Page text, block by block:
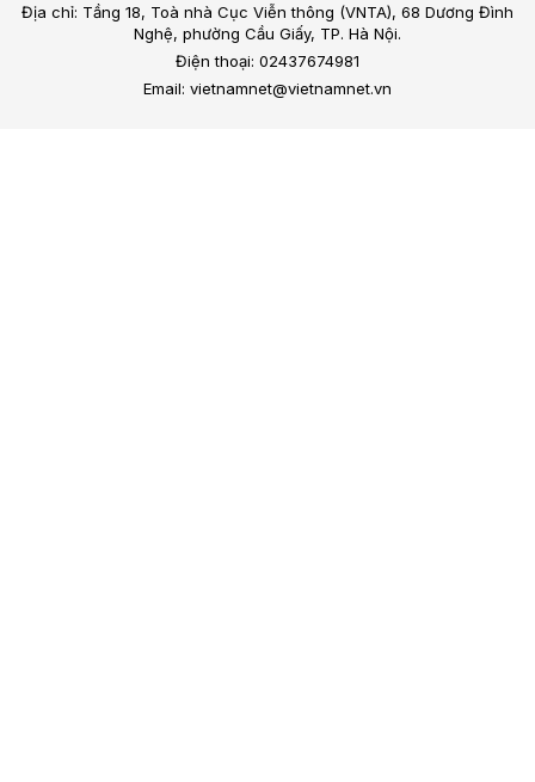
Địa chỉ: Tầng 18, Toà nhà Cục Viễn thông (VNTA), 68 Dương Đình
Nghệ, phường Cầu Giấy, TP. Hà Nội.
Điện thoại: 02437674981
Email: vietnamnet@vietnamnet.vn